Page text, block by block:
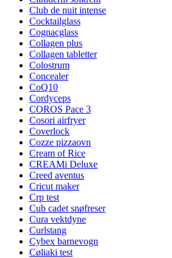
Club de nuit intense
Cocktailglass
Cognacglass
Collagen plus
Collagen tabletter
Colostrum
Concealer
CoQ10
Cordyceps
COROS Pace 3
Cosori airfryer
Coverlock
Cozze pizzaovn
Cream of Rice
CREAMi Deluxe
Creed aventus
Cricut maker
Crp test
Cub cadet snøfreser
Cura vektdyne
Curlstang
Cybex barnevogn
Cøliaki test